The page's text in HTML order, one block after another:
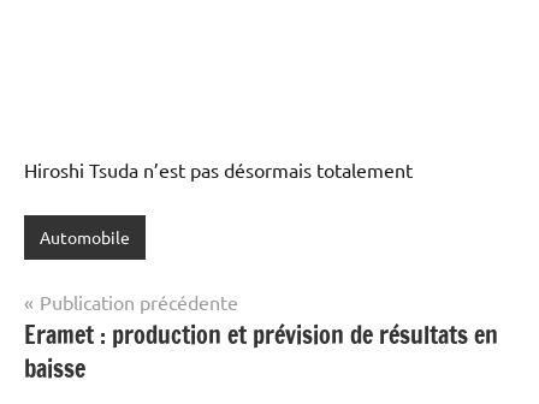
Hiroshi Tsuda n’est pas désormais totalement
Automobile
Navigation
de
l’article
Publication précédente
Eramet : production et prévision de résultats en
baisse